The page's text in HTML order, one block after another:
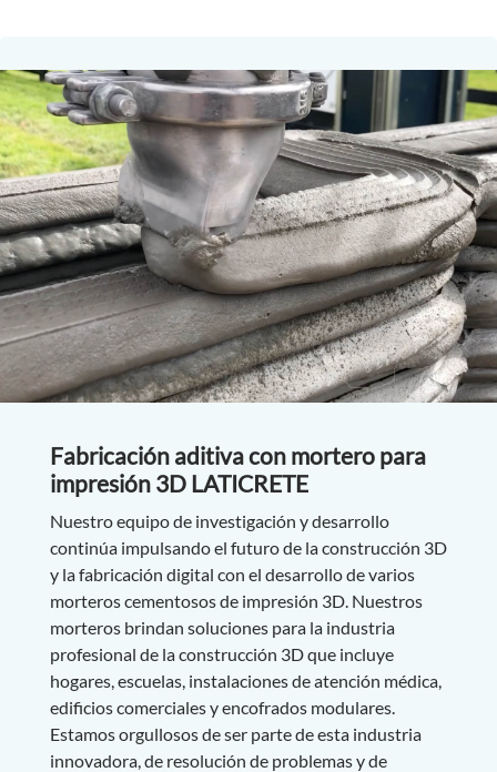
Fabricación aditiva con mortero para
impresión 3D LATICRETE
Nuestro equipo de investigación y desarrollo
continúa impulsando el futuro de la construcción 3D
y la fabricación digital con el desarrollo de varios
morteros cementosos de impresión 3D. Nuestros
morteros brindan soluciones para la industria
profesional de la construcción 3D que incluye
hogares, escuelas, instalaciones de atención médica,
edificios comerciales y encofrados modulares.
Estamos orgullosos de ser parte de esta industria
innovadora, de resolución de problemas y de